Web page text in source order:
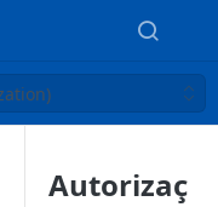
Autorizaç